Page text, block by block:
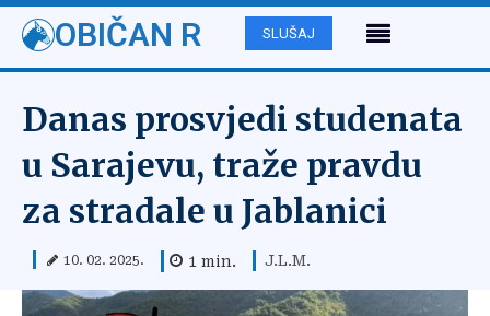
OBIČAN R SLUŠAJ
Danas prosvjedi studenata
u Sarajevu, traže pravdu
za stradale u Jablanici
10. 02. 2025. 1 min. J.L.M.